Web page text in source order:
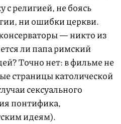
с религией, не боясь
ни ошибки церкви.
— никто из
ли папа римский
Точно нет: в фильме не
страницы католической
сексуального
понтифика,
идеям).